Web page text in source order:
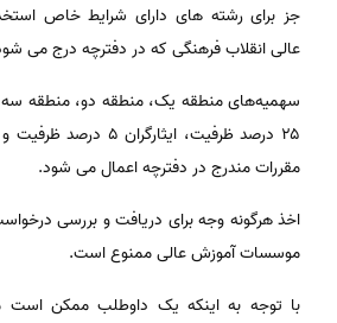
جز برای رشته های دارای شرایط خاص
عالی انقلاب فرهنگی که در دفترچه درج می
سهمیه‌های منطقه یک، منطقه دو، منطقه سه،
۲۵ درصد ظرفیت،
مقررات مندرج در دفترچه اعمال می شود.
اخذ هرگونه وجه برای دریافت و بررسی
موسسات آموزش عالی ممنوع است.
با توجه به اینکه یک داوطلب ممکن است